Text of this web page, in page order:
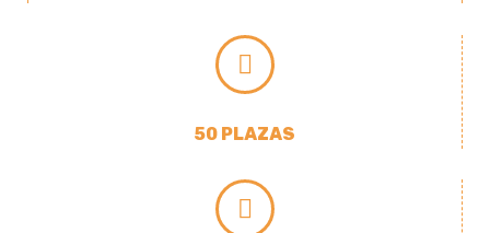
50 PLAZAS